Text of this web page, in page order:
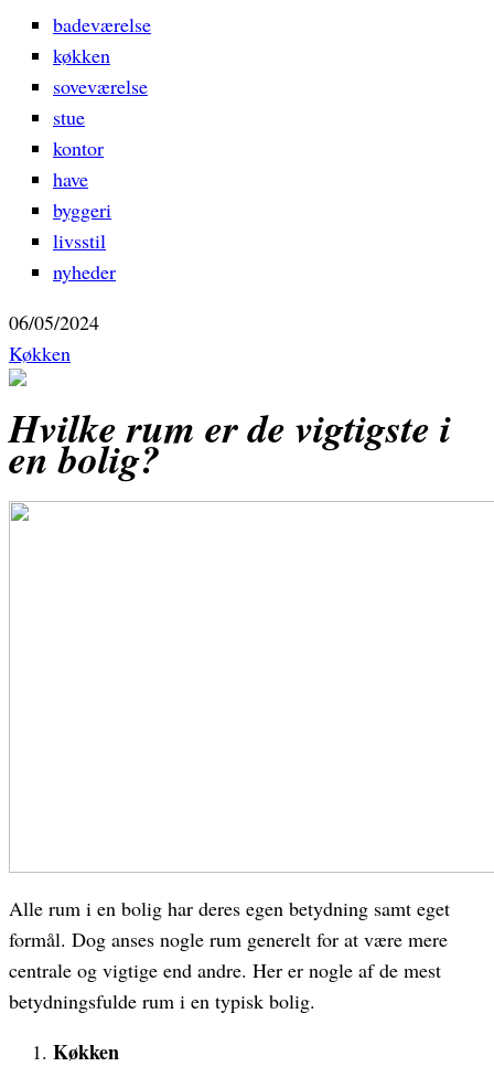
badeværelse
køkken
soveværelse
stue
kontor
have
byggeri
livsstil
nyheder
06/05/2024
Køkken
Hvilke rum er de vigtigste i
en bolig?
Alle rum i en bolig har deres egen betydning samt eget
formål. Dog anses nogle rum generelt for at være mere
centrale og vigtige end andre. Her er nogle af de mest
betydningsfulde rum i en typisk bolig.
Køkken